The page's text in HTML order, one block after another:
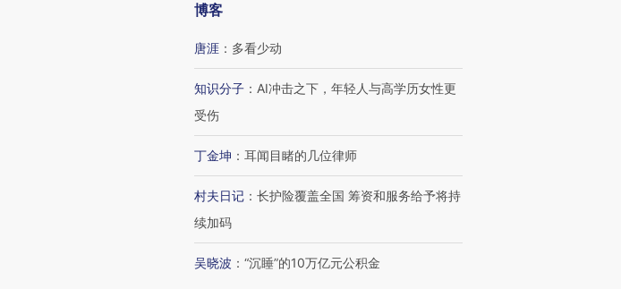
博客
唐涯 ： 多看少动
知识分子 ： AI冲击之下，年轻人与高学历女性更
受伤
丁金坤 ： 耳闻目睹的几位律师
村夫日记 ： 长护险覆盖全国 筹资和服务给予将持
续加码
吴晓波 ： “沉睡”的10万亿元公积金